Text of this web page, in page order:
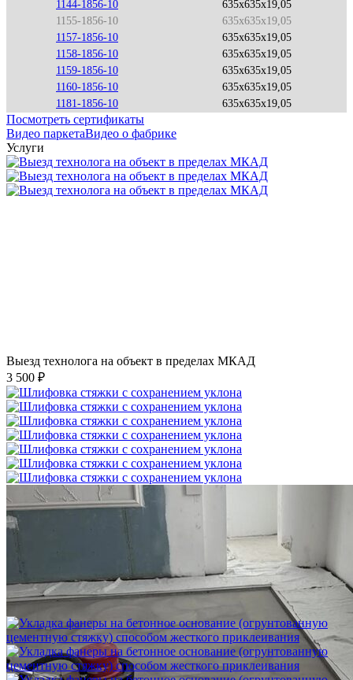
1144-1856-10
635x635x19,05
1155-1856-10
635x635x19,05
1157-1856-10
635x635x19,05
1158-1856-10
635x635x19,05
1159-1856-10
635x635x19,05
1160-1856-10
635x635x19,05
1181-1856-10
635x635x19,05
Посмотреть сертификаты
Видео паркетаВидео о фабрике
Услуги
Выезд технолога на объект в пределах МКАД
3 500 ₽
Шлифовка стяжки с сохранением уклона
1 500 ₽